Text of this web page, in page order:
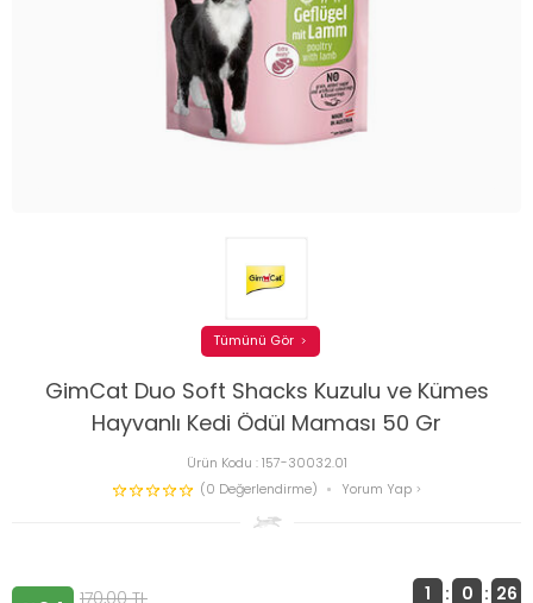
GimCat Duo Soft Shacks Kuzulu ve Kümes
Hayvanlı Kedi Ödül Maması 50 Gr
Ürün Kodu :157-30032.01
(0 Değerlendirme)
Yorum Yap
Tümünü Gör
170,00TL 1 : 0 : 26